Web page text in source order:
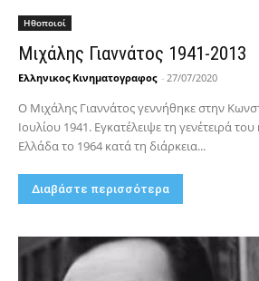
Hθοποιοί
Μιχάλης Γιαννάτος 1941-2013
Ελληνικος Κινηματογραφος - 27/07/2020
Ο Μιχάλης Γιαννάτος γεννήθηκε στην
Ιουλίου 1941. Εγκατέλειψε τη γενέτειρά
Ελλάδα το 1964 κατά τη διάρκεια...
Διαβάστε περισσότερα